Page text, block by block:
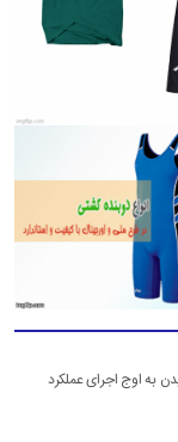
به اوج اجرای عملکرد